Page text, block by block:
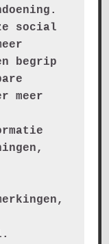
social
begrip
meer